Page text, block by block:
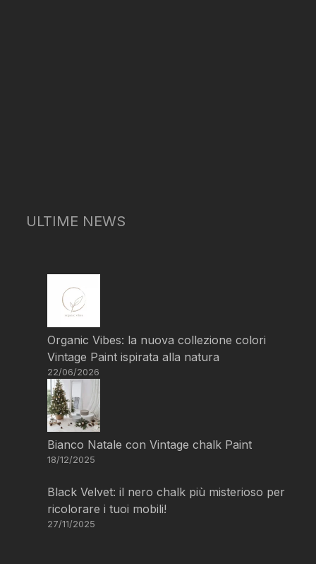
ULTIME NEWS
Organic Vibes: la nuova collezione colori
Vintage Paint ispirata alla natura
22/06/2026
Bianco Natale con Vintage chalk Paint
18/12/2025
Black Velvet: il nero chalk più misterioso per
ricolorare i tuoi mobili!
27/11/2025